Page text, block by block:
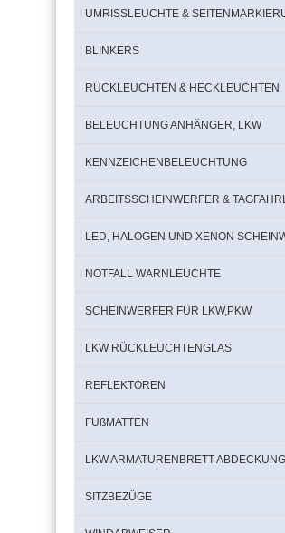
UMRISSLEUCHTE &
BLINKERS
RÜCKLEUCHTEN & HECKLEUCHTEN
BELEUCHTUNG ANHÄNGER, LKW
KENNZEICHENBELEUCHTUNG
ARBEITSSCHEINWERFER &
LED, HALOGEN UND XENON
NOTFALL WARNLEUCHTE
SCHEINWERFER FÜR LKW,PKW
LKW RÜCKLEUCHTENGLAS
REFLEKTOREN
FUßMATTEN
LKW ARMATURENBRETT ABDECKUNG
SITZBEZÜGE